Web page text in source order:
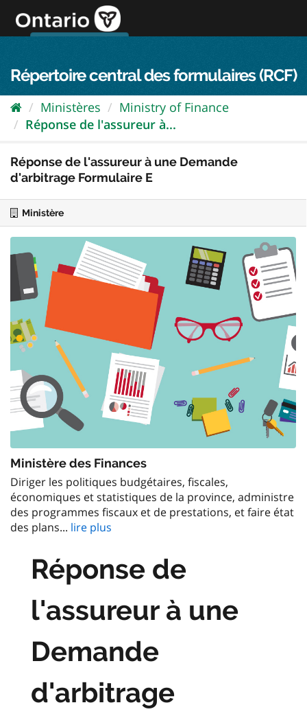
directement
au
Répertoire central des formulaires (RCF)
Ministères
Ministry of Finance
Réponse de l'assureur à...
Réponse de l'assureur à une Demande
d'arbitrage Formulaire E
Ministère
Ministère des Finances
Diriger les politiques budgétaires, fiscales,
économiques et statistiques de la province, administre
des programmes fiscaux et de prestations, et faire état
des plans... lire plus
Réponse de
l'assureur à une
Demande
d'arbitrage